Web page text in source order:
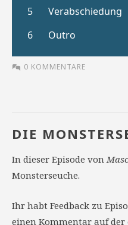
0 KOMMENTARE
DIE
In dieser Episode von
Monsterseuche.
Ihr habt Feedback zu
einen Kommentar auf der